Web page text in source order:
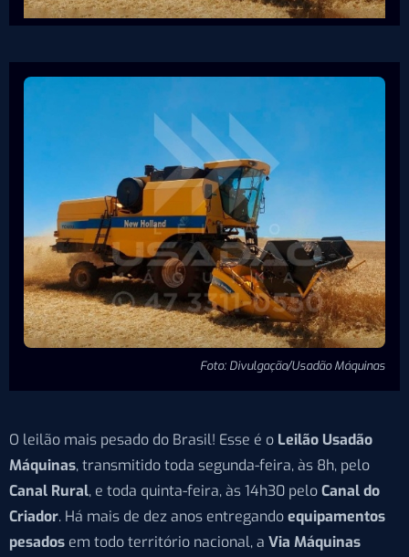
Foto: Divulgação/Usadão Máquinas
O leilão mais pesado do Brasil! Esse é o Leilão Usadão
Máquinas, transmitido toda segunda-feira, às 8h, pelo
Canal Rural, e toda quinta-feira, às 14h30 peloCanal do
Criador. Há mais de dez anos entregandoequipamentos
pesados em todo território nacional, a Via Máquinas